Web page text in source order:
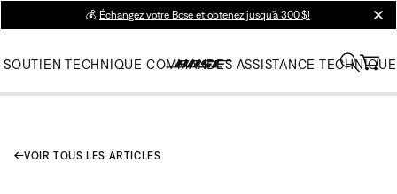
💰 Échangez votre Bose et obtenez jusqu’à 300 $!
SOUTIEN TECHNIQUE COMMANDES ASSISTANCE TECHNIQUE
VOIR TOUS LES ARTICLES